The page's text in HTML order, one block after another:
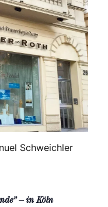
– in Köln
Schweichler